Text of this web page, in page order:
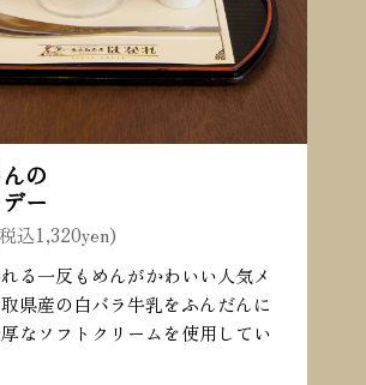
の
ー
込1,320yen)
る一反もめんがかわいい人気メ
県産の白バラ牛乳をふんだんに
なソフトクリームを使用してい